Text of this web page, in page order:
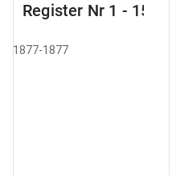
Register Nr 1 - 15
1877-1877